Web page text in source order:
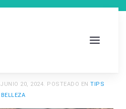
JUNIO 20, 2024. POSTEADO EN TIPS
BELLEZA